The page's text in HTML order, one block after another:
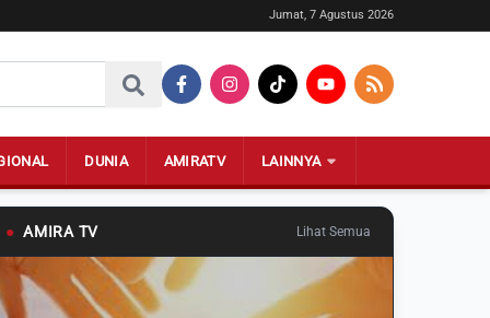
Jumat, 7 Agustus 2026
DUNIA AMIRATV LAINNYA
● AMIRA TV Lihat Semua